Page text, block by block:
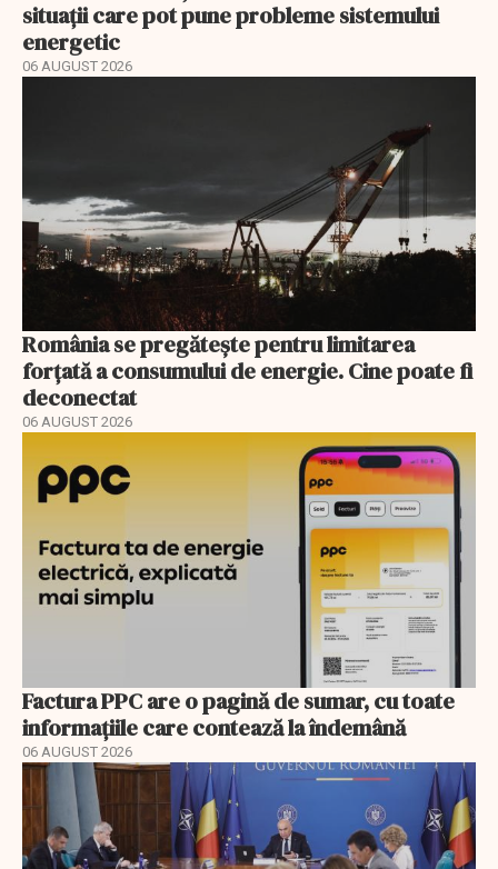
situații care pot pune probleme sistemului
energetic
06 AUGUST 2026
România se pregătește pentru limitarea
forțată a consumului de energie. Cine poate fi
deconectat
06 AUGUST 2026
Factura PPC are o pagină de sumar, cu toate
informațiile care contează la îndemână
06 AUGUST 2026